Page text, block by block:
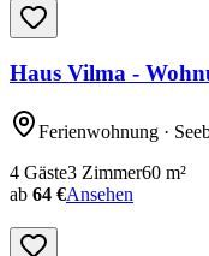
Haus Vilma -
Ferienwohnung ·
4 Gäste3 Zimmer60 m²
ab 64 €Ansehen